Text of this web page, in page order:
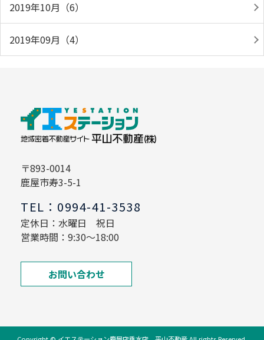
2019年10月（6）
2019年09月（4）
〒893-0014
鹿屋市寿3-5-1
TEL：0994-41-3538
定休日：水曜日 祝日
営業時間：9:30～18:00
お問い合わせ